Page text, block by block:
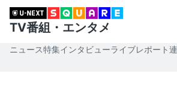
TV番組・エンタメ
ニュース特集インタビューライブレポート